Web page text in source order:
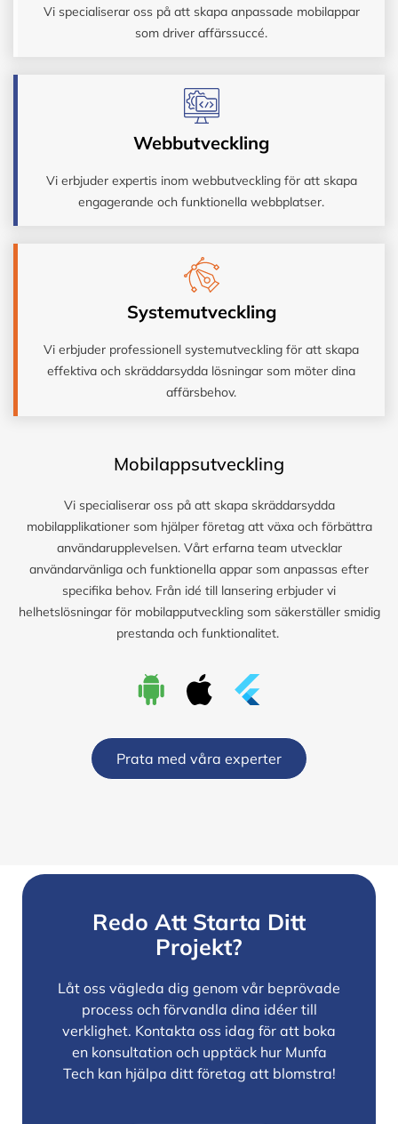
Vi specialiserar oss på att skapa anpassade mobilappar
som driver affärssuccé.
Webbutveckling
Vi erbjuder expertis inom webbutveckling för att skapa
engagerande och funktionella webbplatser.
Systemutveckling
Vi erbjuder professionell systemutveckling för att skapa
effektiva och skräddarsydda lösningar som möter dina
affärsbehov.
Mobilappsutveckling
Vi specialiserar oss på att skapa skräddarsydda
mobilapplikationer som hjälper företag att växa och förbättra
användarupplevelsen. Vårt erfarna team utvecklar
användarvänliga och funktionella appar som anpassas efter
specifika behov. Från idé till lansering erbjuder vi
helhetslösningar för mobilapputveckling som säkerställer smidig
prestanda och funktionalitet.
Prata med våra experter
Redo Att Starta Ditt
Projekt?
Låt oss vägleda dig genom vår beprövade
process och förvandla dina idéer till
verklighet. Kontakta oss idag för att boka
en konsultation och upptäck hur Munfa
Tech kan hjälpa ditt företag att blomstra!